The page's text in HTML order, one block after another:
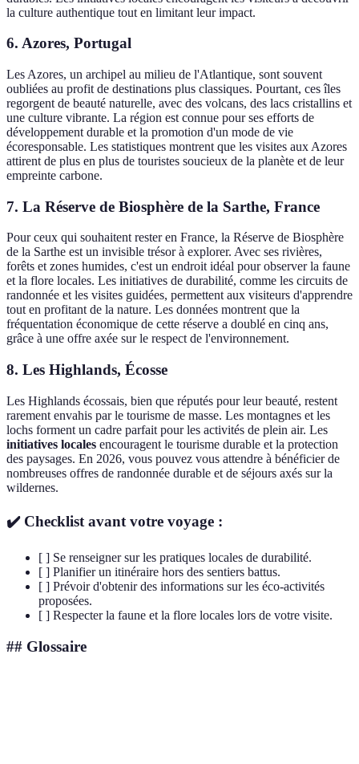
la culture authentique tout en limitant leur impact.
6. Azores, Portugal
Les Azores, un archipel au milieu de l'Atlantique, sont souvent
oubliées au profit de destinations plus classiques. Pourtant, ces îles
regorgent de beauté naturelle, avec des volcans, des lacs cristallins et
une culture vibrante. La région est connue pour ses efforts de
développement durable et la promotion d'un mode de vie
écoresponsable. Les statistiques montrent que les visites aux Azores
attirent de plus en plus de touristes soucieux de la planète et de leur
empreinte carbone.
7. La Réserve de Biosphère de la Sarthe, France
Pour ceux qui souhaitent rester en France, la Réserve de Biosphère
de la Sarthe est un invisible trésor à explorer. Avec ses rivières,
forêts et zones humides, c'est un endroit idéal pour observer la faune
et la flore locales. Les initiatives de durabilité, comme les circuits de
randonnée et les visites guidées, permettent aux visiteurs d'apprendre
tout en profitant de la nature. Les données montrent que la
fréquentation économique de cette réserve a doublé en cinq ans,
grâce à une offre axée sur le respect de l'environnement.
8. Les Highlands, Écosse
Les Highlands écossais, bien que réputés pour leur beauté, restent
rarement envahis par le tourisme de masse. Les montagnes et les
lochs forment un cadre parfait pour les activités de plein air. Les
initiatives locales encouragent le tourisme durable et la protection
des paysages. En 2026, vous pouvez vous attendre à bénéficier de
nombreuses offres de randonnée durable et de séjours axés sur la
wildernes.
✔️ Checklist avant votre voyage :
[ ] Se renseigner sur les pratiques locales de durabilité.
[ ] Planifier un itinéraire hors des sentiers battus.
[ ] Prévoir d'obtenir des informations sur les éco-activités
proposées.
[ ] Respecter la faune et la flore locales lors de votre visite.
## Glossaire